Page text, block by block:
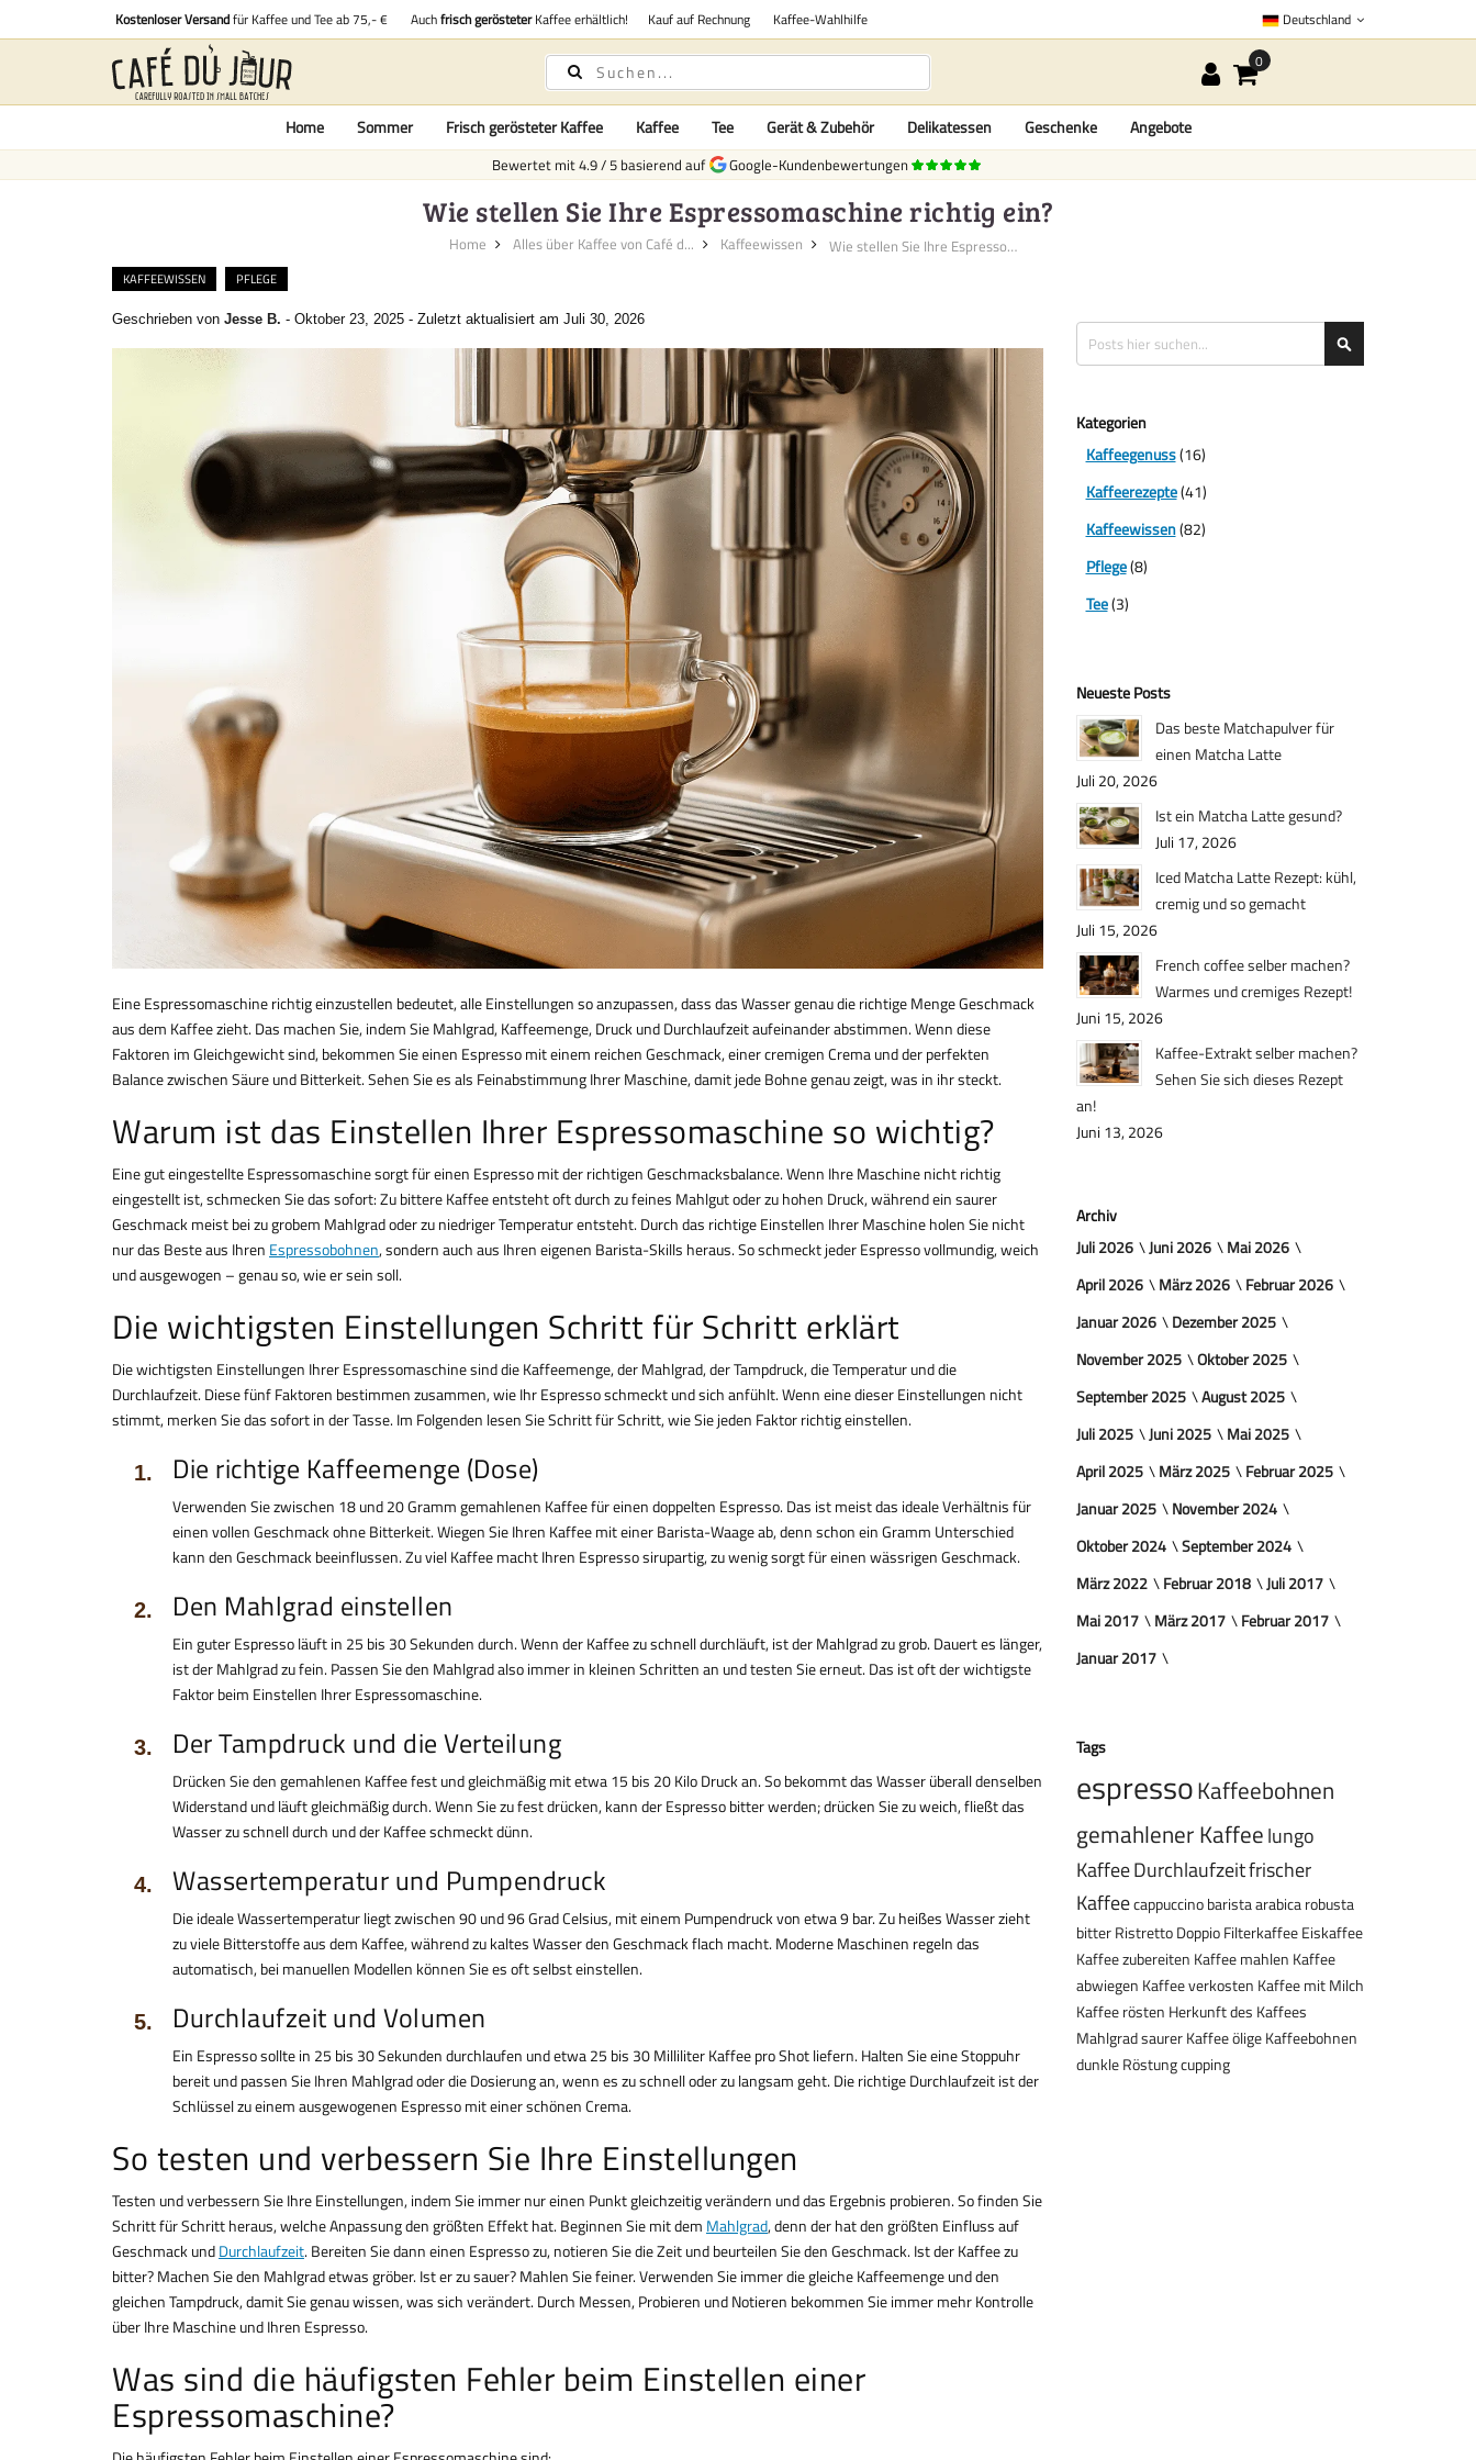
Kostenloser Versandfür Kaffee und Tee ab 75,- € Auchfrisch gerösteterKaffee erhältlich! Kauf auf Rechnung Kaffee-Wahlhilfe Deutschland
Home Sommer Frisch gerösteter Kaffee Kaffee Tee Gerät & Zubehör Delikatessen Geschenke Angebote
Bewertet mit4.9/5 basierend auf Google-Kundenbewertungen
Wie stellen Sie Ihre Espressomaschine richtig ein?
Home Alles über Kaffee von Café d... Kaffeewissen Wie stellen Sie Ihre Espressom...
KAFFEEWISSEN PFLEGE
Geschrieben von Jesse B. - Oktober 23, 2025 - Zuletzt aktualisiert am Juli 30, 2026
Eine Espressomaschine richtig einzustellen bedeutet, alle Einstellungen so anzupassen, dass das Wasser genau die richtige Menge Geschmack
aus dem Kaffee zieht. Das machen Sie, indem Sie Mahlgrad, Kaffeemenge, Druck und Durchlaufzeit aufeinander abstimmen. Wenn diese
Faktoren im Gleichgewicht sind, bekommen Sie einen Espresso mit einem reichen Geschmack, einer cremigen Crema und der perfekten
Balance zwischen Säure und Bitterkeit. Sehen Sie es als Feinabstimmung Ihrer Maschine, damit jede Bohne genau zeigt, was in ihr steckt.
Warum ist das Einstellen Ihrer Espressomaschine so wichtig?
Eine gut eingestellte Espressomaschine sorgt für einen Espresso mit der richtigen Geschmacksbalance. Wenn Ihre Maschine nicht richtig
eingestellt ist, schmecken Sie das sofort: Zu bittere Kaffee entsteht oft durch zu feines Mahlgut oder zu hohen Druck, während ein saurer
Geschmack meist bei zu grobem Mahlgrad oder zu niedriger Temperatur entsteht. Durch das richtige Einstellen Ihrer Maschine holen Sie nicht
nur das Beste aus Ihren Espressobohnen, sondern auch aus Ihren eigenen Barista-Skills heraus. So schmeckt jeder Espresso vollmundig, weich
und ausgewogen – genau so, wie er sein soll.
Die wichtigsten Einstellungen Schritt für Schritt erklärt
Die wichtigsten Einstellungen Ihrer Espressomaschine sind die Kaffeemenge, der Mahlgrad, der Tampdruck, die Temperatur und die
Durchlaufzeit. Diese fünf Faktoren bestimmen zusammen, wie Ihr Espresso schmeckt und sich anfühlt. Wenn eine dieser Einstellungen nicht
stimmt, merken Sie das sofort in der Tasse. Im Folgenden lesen Sie Schritt für Schritt, wie Sie jeden Faktor richtig einstellen.
Die richtige Kaffeemenge (Dose)
Verwenden Sie zwischen 18 und 20 Gramm gemahlenen Kaffee für einen doppelten Espresso. Das ist meist das ideale Verhältnis für
einen vollen Geschmack ohne Bitterkeit. Wiegen Sie Ihren Kaffee mit einer Barista-Waage ab, denn schon ein Gramm Unterschied
kann den Geschmack beeinflussen. Zu viel Kaffee macht Ihren Espresso sirupartig, zu wenig sorgt für einen wässrigen Geschmack.
Den Mahlgrad einstellen
Ein guter Espresso läuft in 25 bis 30 Sekunden durch. Wenn der Kaffee zu schnell durchläuft, ist der Mahlgrad zu grob. Dauert es länger,
ist der Mahlgrad zu fein. Passen Sie den Mahlgrad also immer in kleinen Schritten an und testen Sie erneut. Das ist oft der wichtigste
Faktor beim Einstellen Ihrer Espressomaschine.
Der Tampdruck und die Verteilung
Drücken Sie den gemahlenen Kaffee fest und gleichmäßig mit etwa 15 bis 20 Kilo Druck an. So bekommt das Wasser überall denselben
Widerstand und läuft gleichmäßig durch. Wenn Sie zu fest drücken, kann der Espresso bitter werden; drücken Sie zu weich, fließt das
Wasser zu schnell durch und der Kaffee schmeckt dünn.
Wassertemperatur und Pumpendruck
Die ideale Wassertemperatur liegt zwischen 90 und 96 Grad Celsius, mit einem Pumpendruck von etwa 9 bar. Zu heißes Wasser zieht
zu viele Bitterstoffe aus dem Kaffee, während zu kaltes Wasser den Geschmack flach macht. Moderne Maschinen regeln das
automatisch, bei manuellen Modellen können Sie es oft selbst einstellen.
Durchlaufzeit und Volumen
Ein Espresso sollte in 25 bis 30 Sekunden durchlaufen und etwa 25 bis 30 Milliliter Kaffee pro Shot liefern. Halten Sie eine Stoppuhr
bereit und passen Sie Ihren Mahlgrad oder die Dosierung an, wenn es zu schnell oder zu langsam geht. Die richtige Durchlaufzeit ist der
Schlüssel zu einem ausgewogenen Espresso mit einer schönen Crema.
So testen und verbessern Sie Ihre Einstellungen
Testen und verbessern Sie Ihre Einstellungen, indem Sie immer nur einen Punkt gleichzeitig verändern und das Ergebnis probieren. So finden Sie
Schritt für Schritt heraus, welche Anpassung den größten Effekt hat. Beginnen Sie mit dem Mahlgrad, denn der hat den größten Einfluss auf
Geschmack undDurchlaufzeit. Bereiten Sie dann einen Espresso zu, notieren Sie die Zeit und beurteilen Sie den Geschmack. Ist der Kaffee zu
bitter? Machen Sie den Mahlgrad etwas gröber. Ist er zu sauer? Mahlen Sie feiner. Verwenden Sie immer die gleiche Kaffeemenge und den
gleichen Tampdruck, damit Sie genau wissen, was sich verändert. Durch Messen, Probieren und Notieren bekommen Sie immer mehr Kontrolle
über Ihre Maschine und Ihren Espresso.
Was sind die häufigsten Fehler beim Einstellen einer
Espressomaschine?
Suche
Kategorien
Kaffeegenuss(16)
Kaffeerezepte(41)
Kaffeewissen(82)
Pflege(8)
Tee(3)
Neueste Posts
Das beste Matchapulver für
einen Matcha Latte
Juli 20, 2026
Ist ein Matcha Latte gesund?
Juli 17, 2026
Iced Matcha Latte Rezept: kühl,
cremig und so gemacht
Juli 15, 2026
French coffee selber machen?
Warmes und cremiges Rezept!
Juni 15, 2026
Kaffee-Extrakt selber machen?
Sehen Sie sich dieses Rezept
an!
Juni 13, 2026
Archiv
Juli 2026
Juni 2026
Mai 2026
April 2026
März 2026
Februar 2026
Januar 2026
Dezember 2025
November 2025
Oktober 2025
September 2025
August 2025
Juli 2025
Juni 2025
Mai 2025
April 2025
März 2025
Februar 2025
Januar 2025
November 2024
Oktober 2024
September 2024
März 2022
Februar 2018
Juli 2017
Mai 2017
März 2017
Februar 2017
Januar 2017
Tags
espressoKaffeebohnen
gemahlener Kaffeelungo
KaffeeDurchlaufzeitfrischer
Kaffeecappuccino baristaarabica robusta
bitter Ristretto Doppio Filterkaffee Eiskaffee
Kaffee zubereiten Kaffee mahlen Kaffee
abwiegen Kaffee verkosten Kaffee mit Milch
Kaffee rösten Herkunft des Kaffees
Mahlgradsaurer Kaffeeölige Kaffeebohnen
dunkle Röstungcupping